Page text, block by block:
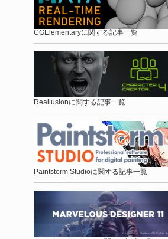
CGElementaryに関する記事一覧
Reallusionに関する記事一覧
Paintstorm Studioに関する記事一覧